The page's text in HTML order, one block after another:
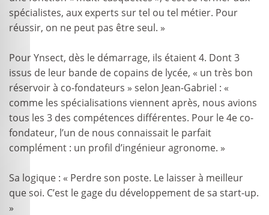
spécialistes, aux experts sur tel ou tel métier. Pour
réussir, on ne peut pas être seul. »
Pour Ynsect, dès le démarrage, ils étaient 4. Dont 3
issus de leur bande de copains de lycée, « un très bon
réservoir à co-fondateurs » selon Jean-Gabriel : «
comme les spécialisations viennent après, nous avions
tous les 3 des compétences différentes. Pour le 4e co-
fondateur, l’un de nous connaissait le parfait
complément : un profil d’ingénieur agronome. »
Sa logique : « Perdre son poste. Le laisser à meilleur
que soi. C’est le gage du développement de sa start-up.
»